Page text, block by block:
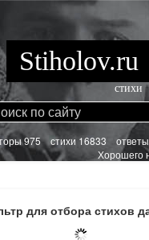
Stiholov.ru
стихи
975 стихи 16833
Хорошего
для отбора стихов